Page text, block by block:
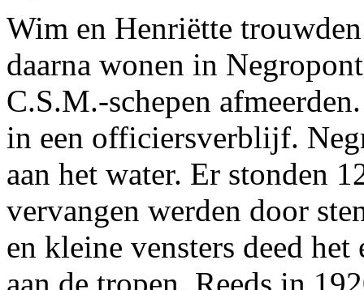
Wim en Henriëtte
daarna wonen in
C.S.M.-schepen
in een officiersverblijf.
aan het water. Er stonden
vervangen werden door
en kleine vensters deed